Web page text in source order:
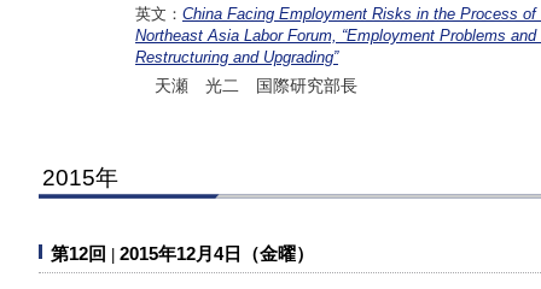
英文： China Facing Employment Risks in the Process
Northeast Asia Labor Forum, “Employment Problems
Restructuring and Upgrading”
天瀬 光二 国際研究部長
2015年
第12回 2015年12月4日（金曜）